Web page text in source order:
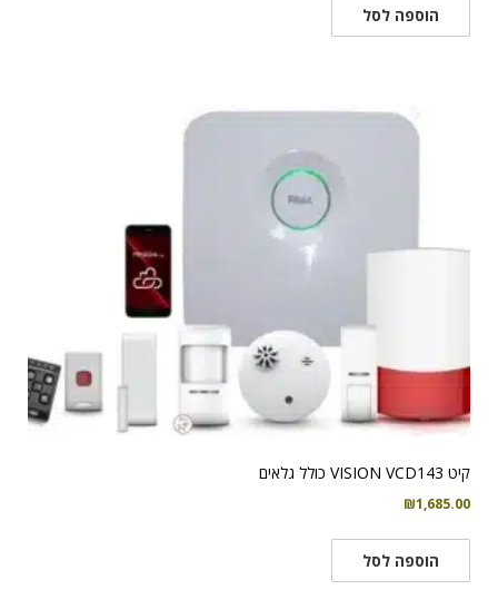
הוספה לסל
קיט VISION VCD143 כולל גלאים
₪1,685.00
הוספה לסל